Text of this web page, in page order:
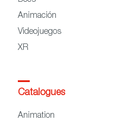
Animación
Videojuegos
XR
Catalogues
Animation